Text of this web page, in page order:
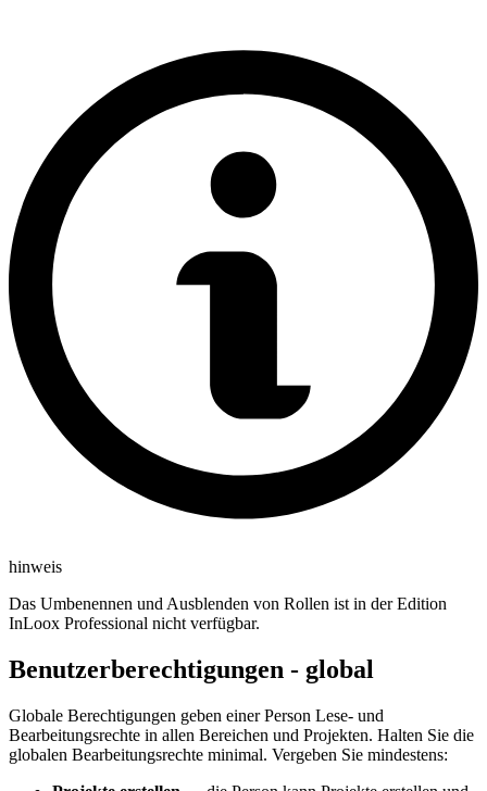
hinweis
Das Umbenennen und Ausblenden von Rollen ist in der Edition
InLoox Professional nicht verfügbar.
Benutzerberechtigungen - global
Globale Berechtigungen geben einer Person Lese- und
Bearbeitungsrechte in allen Bereichen und Projekten. Halten Sie die
globalen Bearbeitungsrechte minimal. Vergeben Sie mindestens: